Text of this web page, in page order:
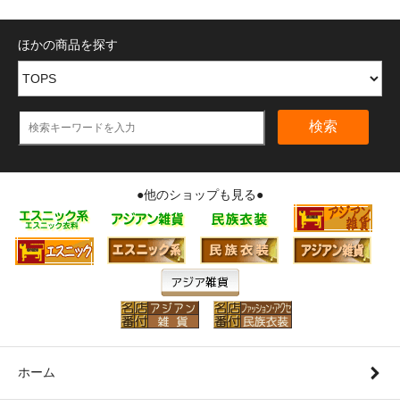
ほかの商品を探す
検索
●他のショップも見る●
ホーム